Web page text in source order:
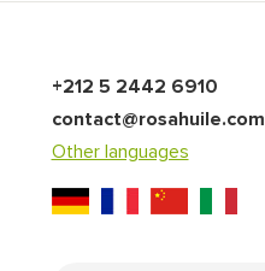
+212 5 2442 6910
contact@rosahuile.com
Other languages